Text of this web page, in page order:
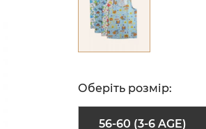
Оберіть розмір:
56-60 (3-6 AGE)